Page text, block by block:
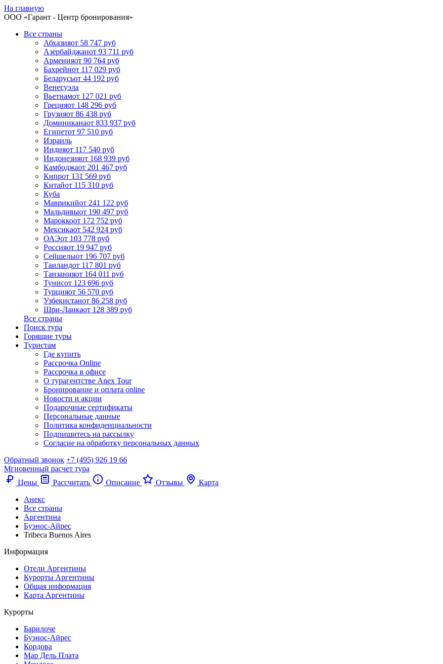
На главную
ООО «Гарант - Центр бронирования»
Все страны
Абхазияот 58 747 руб
Азербайджанот 93 711 руб
Арменияот 90 764 руб
Бахрейнот 117 029 руб
Беларусьот 44 192 руб
Венесуэла
Вьетнамот 127 021 руб
Грецияот 148 296 руб
Грузияот 86 438 руб
Доминиканаот 833 937 руб
Египетот 97 510 руб
Израиль
Индияот 117 540 руб
Индонезияот 168 939 руб
Камбоджаот 201 467 руб
Кипрот 131 569 руб
Китайот 115 310 руб
Куба
Маврикийот 241 122 руб
Мальдивыот 190 497 руб
Мароккоот 172 752 руб
Мексикаот 542 924 руб
ОАЭот 103 778 руб
Россияот 19 947 руб
Сейшелыот 196 707 руб
Таиландот 117 801 руб
Танзанияот 164 011 руб
Тунисот 123 696 руб
Турцияот 56 570 руб
Узбекистанот 86 258 руб
Шри-Ланкаот 128 389 руб
Все страны
Поиск тура
Горящие туры
Туристам
Где купить
Рассрочка Online
Рассрочка в офисе
О турагентстве Anex Tour
Бронирование и оплата online
Новости и акции
Подарочные сертификаты
Персональные данные
Политика конфиденциальности
Подпишитесь на рассылку
Согласие на обработку персональных данных
Обратный звонок +7 (495) 926 19 66
Мгновенный расчет тура
Цены
Рассчитать Описание Отзывы
Карта
Анекс
Все страны
Аргентина
Буэнос-Айрес
Tribeca Buenos Aires
Информация
Отели Аргентины
Курорты Аргентины
Общая информация
Карта Аргентины
Курорты
Барилоче
Буэнос-Айрес
Кордова
Мар Дель Плата